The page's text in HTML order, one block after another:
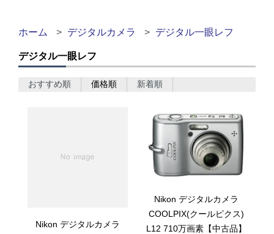
ホーム デジタルカメラ デジタル一眼レフ
デジタル一眼レフ
おすすめ順 価格順 新着順
Nikon デジタルカメラ
Nikon デジタルカメラ
COOLPIX(クールピクス)
L12 710万画素【中古品】